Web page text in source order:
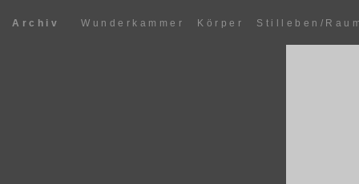
Archiv Wunderkammer Körper Stilleben/